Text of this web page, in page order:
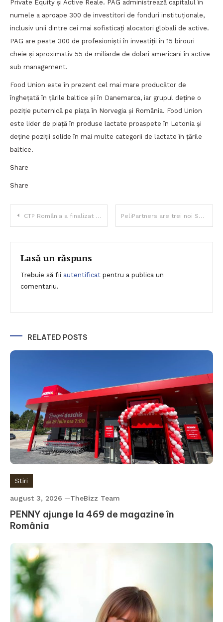
Private Equity și Active Reale. PAG administrează capitalul în
numele a aproape 300 de investitori de fonduri instituționale,
inclusiv unii dintre cei mai sofisticați alocatori globali de active.
PAG are peste 300 de profesioniști în investiții în 15 birouri
cheie și aproximativ 55 de miliarde de dolari americani în active
sub management.
Food Union este în prezent cel mai mare producător de
înghețată în țările baltice și în Danemarca, iar grupul deține o
poziție puternică pe piața în Norvegia și România. Food Union
este lider de piață în produse lactate proaspete în Letonia și
deține poziții solide în mai multe categorii de lactate în țările
baltice.
Share
Share
Navigare
în
articole
CTP România a finalizat primul centru regional de distribuție extern al LPP Logistics în CTPark Bucharest West PeliPartners are trei noi Senior Associates, după o serie de promovări în echipă
Lasă un răspuns
Trebuie să fii autentificat pentru a publica un
comentariu.
RELATED POSTS
Stiri
august 3, 2026 TheBizz Team
PENNY ajunge la 469 de magazine în
România